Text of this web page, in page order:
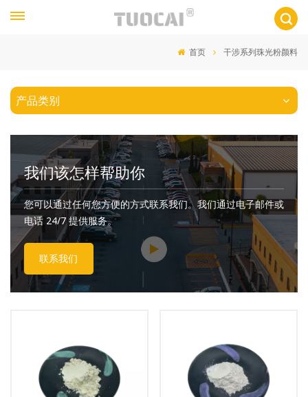
首页 干涉系列珠光粉颜料
产品类别
我们该怎样帮助你
您可以通过任何您方便的方式联系我们。我们通过电子邮件或
电话 24/7 提供服务。
联系我们